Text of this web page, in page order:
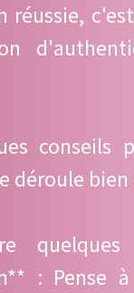
réussie,
conseils
déroule bien
: Pense